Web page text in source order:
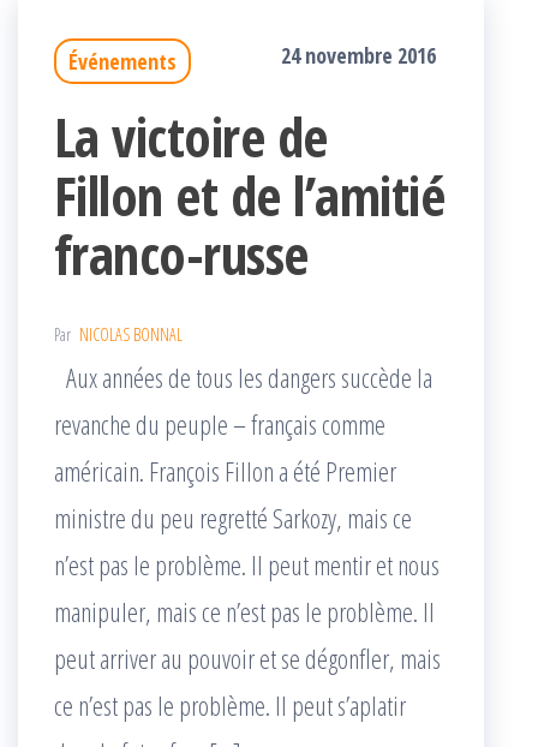
Événements 24 novembre 2016
La victoire de
Fillon et de l’amitié
franco-russe
Par NICOLAS BONNAL
Aux années de tous les dangers succède la
revanche du peuple – français comme
américain. François Fillon a été Premier
ministre du peu regretté Sarkozy, mais ce
n’est pas le problème. Il peut mentir et nous
manipuler, mais ce n’est pas le problème. Il
peut arriver au pouvoir et se dégonfler, mais
ce n’est pas le problème. Il peut s’aplatir